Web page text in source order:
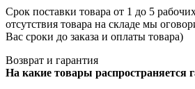
Срок поставки товара от 1 до 5
отсутствия товара на складе мы
Вас сроки до заказа и оплаты товара)
Возврат и гарантия
На какие товары распространяется